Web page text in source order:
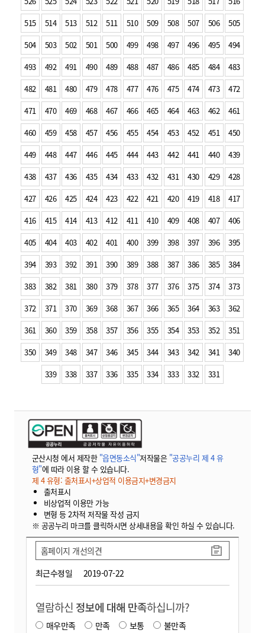
515
514 513 512 511 510 509 508 507 506
505
504
503 502 501 500 499 498 497 496 495
494
493
492 491 490 489 488 487 486 485 484
483
482
481 480 479 478 477 476 475 474 473
472
471
470 469 468 467 466 465 464 463 462
461
460
459 458 457 456 455 454 453 452 451
450
449
448 447 446 445 444 443 442 441 440
439
438
437 436 435 434 433 432 431 430 429
428
427
426 425 424 423 422 421 420 419 418
417
416
415 414 413 412 411 410 409 408 407
406
405
404 403 402 401 400 399 398 397 396
395
394
393 392 391 390 389 388 387 386 385
384
383
382 381 380 379 378 377 376 375 374
373
372
371 370 369 368 367 366 365 364 363
362
361
360 359 358 357 356 355 354 353 352
351
350
349 348 347 346 345 344 343 342 341
340
339
338 337 336 335 334 333 332 331
군산시청 에서 제작한 "읍면동소식"저작물은 "공공누리 제 4 유
형"에 따라 이용 할 수 있습니다.
제 4 유형: 출처표시+상업적 이용금지+변경금지
출처표시
비상업적 이용만 가능
변형 등 2차적 저작물 작성 금지
※ 공공누리 마크를 클릭하시면 상세내용을 확인 하실 수 있습니다.
최근수정일 2019-07-22
홈페이지 개선의견
열람하신 정보에 대해 만족하십니까?
매우만족 만족 보통 불만족